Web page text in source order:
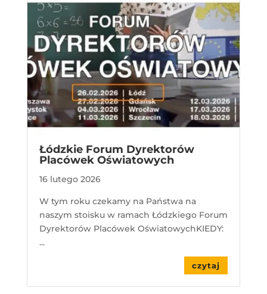
Łódzkie Forum Dyrektorów
Placówek Oświatowych
16 lutego 2026
W tym roku czekamy na Państwa na
naszym stoisku w ramach Łódzkiego Forum
Dyrektorów Placówek OświatowychKIEDY:
...
czytaj